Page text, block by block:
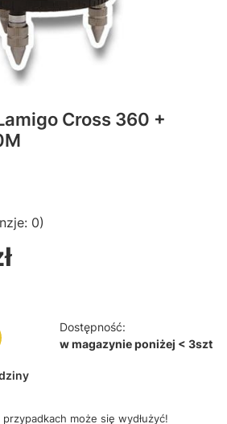
Cross 360 +
0)
Dostępność:
w magazynie poniżej < 3szt
może się wydłużyć!